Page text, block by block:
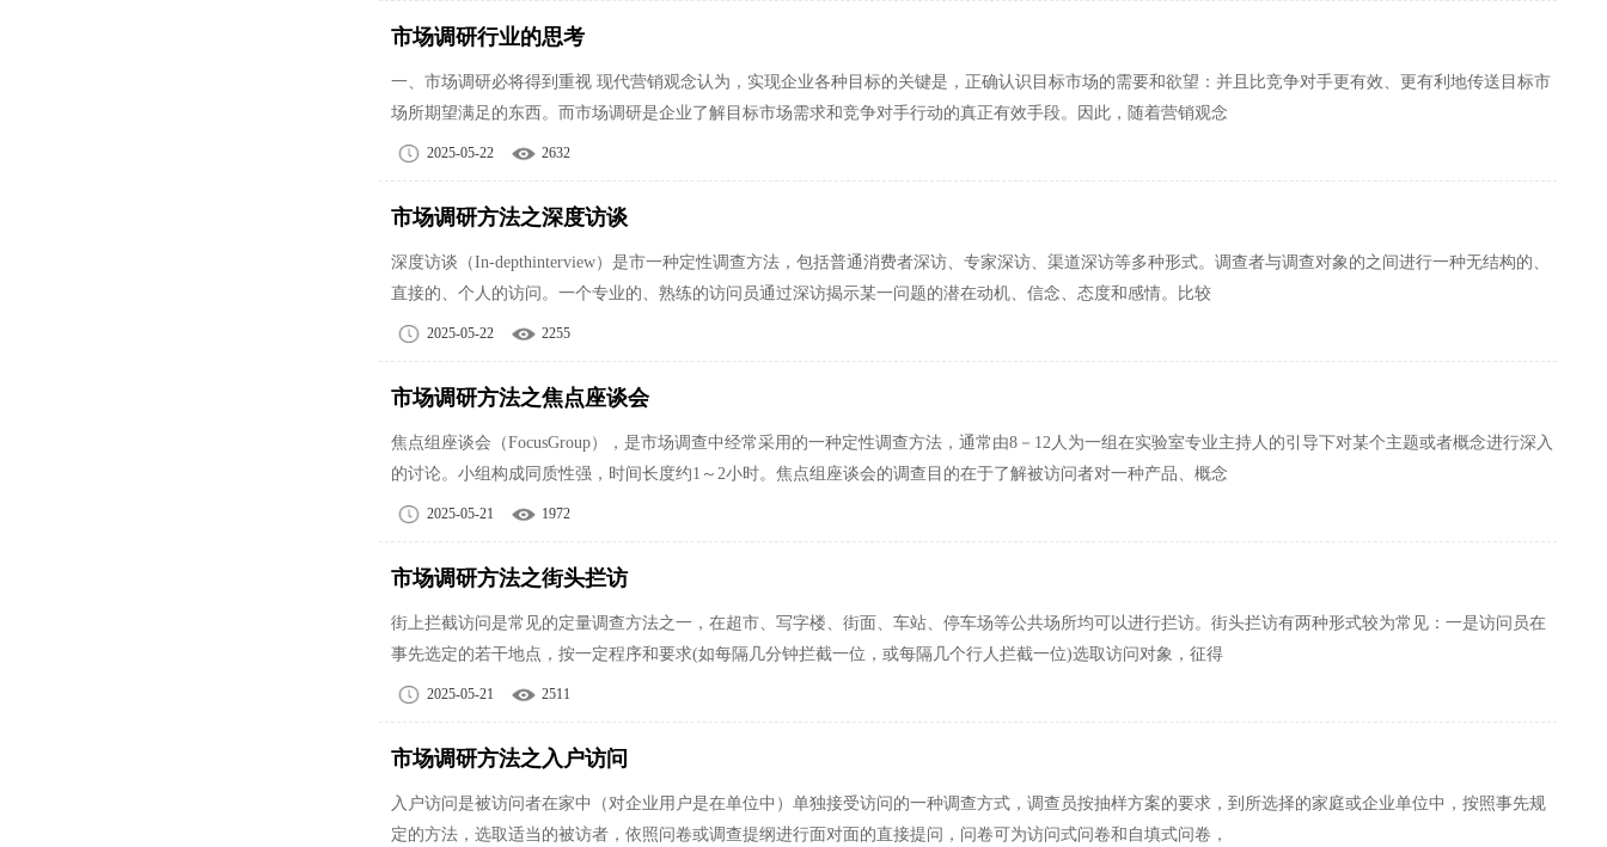
市场调研行业的思考
一、市场调研必将得到重视 现代营销观念认为，实现企业各种目标的关键是，正确认识目标市场的需要和欲望：并且比竞争对手更有效、更有利地传送目标市
场所期望满足的东西。而市场调研是企业了解目标市场需求和竞争对手行动的真正有效手段。因此，随着营销观念
2025-05-22 2632
市场调研方法之深度访谈
深度访谈（In-depthinterview）是市一种定性调查方法，包括普通消费者深访、专家深访、渠道深访等多种形式。调查者与调查对象的之间进行一种无结构的、
直接的、个人的访问。一个专业的、熟练的访问员通过深访揭示某一问题的潜在动机、信念、态度和感情。比较
2025-05-22 2255
市场调研方法之焦点座谈会
焦点组座谈会（FocusGroup），是市场调查中经常采用的一种定性调查方法，通常由8－12人为一组在实验室专业主持人的引导下对某个主题或者概念进行深入
的讨论。小组构成同质性强，时间长度约1～2小时。焦点组座谈会的调查目的在于了解被访问者对一种产品、概念
2025-05-21 1972
市场调研方法之街头拦访
街上拦截访问是常见的定量调查方法之一，在超市、写字楼、街面、车站、停车场等公共场所均可以进行拦访。街头拦访有两种形式较为常见：一是访问员在
事先选定的若干地点，按一定程序和要求(如每隔几分钟拦截一位，或每隔几个行人拦截一位)选取访问对象，征得
2025-05-21 2511
市场调研方法之入户访问
入户访问是被访问者在家中（对企业用户是在单位中）单独接受访问的一种调查方式，调查员按抽样方案的要求，到所选择的家庭或企业单位中，按照事先规
定的方法，选取适当的被访者，依照问卷或调查提纲进行面对面的直接提问，问卷可为访问式问卷和自填式问卷，